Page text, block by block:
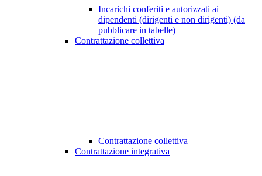
Incarichi conferiti e autorizzati ai
dipendenti (dirigenti e non dirigenti) (da
pubblicare in tabelle)
Contrattazione collettiva
Contrattazione collettiva
Contrattazione integrativa